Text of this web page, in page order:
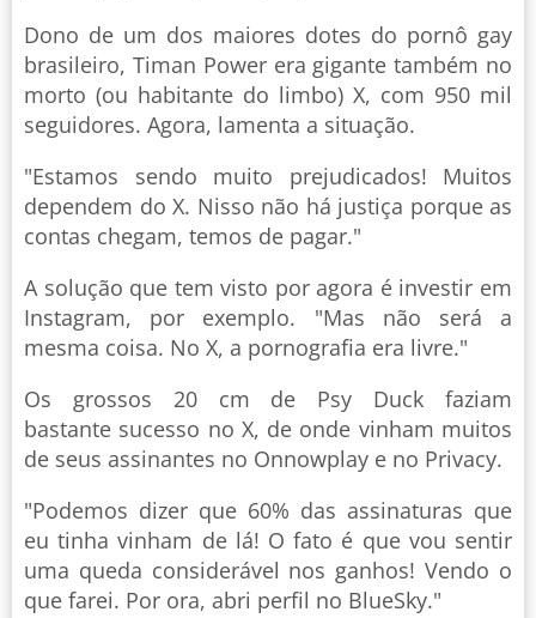
Dono de um dos maiores dotes do pornô gay
brasileiro, Timan Power era gigante também no
morto (ou habitante do limbo) X, com 950 mil
seguidores. Agora, lamenta a situação.
"Estamos sendo muito prejudicados! Muitos
dependem do X. Nisso não há justiça porque as
contas chegam, temos de pagar."
A solução que tem visto por agora é investir em
Instagram, por exemplo. "Mas não será a
mesma coisa. No X, a pornografia era livre."
Os grossos 20 cm de Psy Duck faziam
bastante sucesso no X, de onde vinham muitos
de seus assinantes no Onnowplay e no Privacy.
"Podemos dizer que 60% das assinaturas que
eu tinha vinham de lá! O fato é que vou sentir
uma queda considerável nos ganhos! Vendo o
que farei. Por ora, abri perfil no BlueSky."